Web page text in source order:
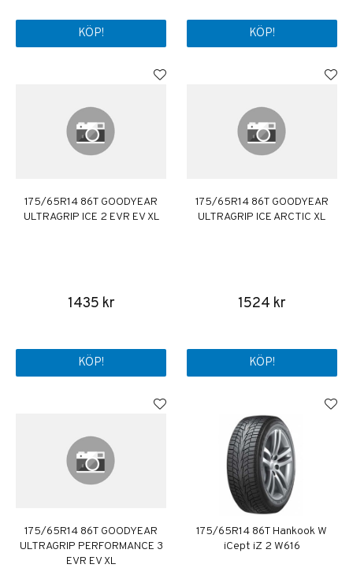
KÖP! KÖP!
175/65R14 86T GOODYEAR
ULTRAGRIP ICE 2 EVR EV XL
1435 kr
KÖP!
175/65R14 86T GOODYEAR
ULTRAGRIP ICE ARCTIC XL
1524 kr
KÖP!
175/65R14 86T GOODYEAR
ULTRAGRIP PERFORMANCE 3
EVR EV XL
175/65R14 86T Hankook W
iCept iZ 2 W616